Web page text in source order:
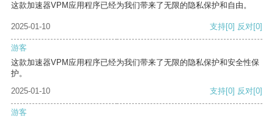
这款加速器VPM应用程序已经为我们带来了无限的隐私保护和自由。
2025-01-10 支持[0] 反对[0]
游客
这款加速器VPM应用程序已经为我们带来了无限的隐私保护和安全性保
护。
2025-01-10
支持[0] 反对[0]
游客